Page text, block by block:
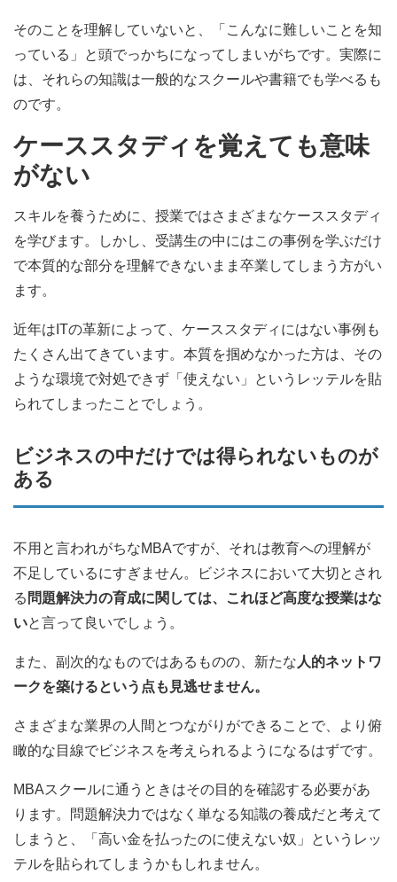
そのことを理解していないと、「こんなに難しいことを知
っている」と頭でっかちになってしまいがちです。実際に
は、それらの知識は一般的なスクールや書籍でも学べるも
のです。
ケーススタディを覚えても意味
がない
スキルを養うために、授業ではさまざまなケーススタディ
を学びます。しかし、受講生の中にはこの事例を学ぶだけ
で本質的な部分を理解できないまま卒業してしまう方がい
ます。
近年はITの革新によって、ケーススタディにはない事例も
たくさん出てきています。本質を掴めなかった方は、その
ような環境で対処できず「使えない」というレッテルを貼
られてしまったことでしょう。
ビジネスの中だけでは得られないものが
ある
不用と言われがちなMBAですが、それは教育への理解が
不足しているにすぎません。ビジネスにおいて大切とされ
る 問題解決力の育成に関しては、これほど高度な授業はな
いと言って良いでしょう。
また、副次的なものではあるものの、新たな人的ネットワ
ークを築けるという点も見逃せません。
さまざまな業界の人間とつながりができることで、より俯
瞰的な目線でビジネスを考えられるようになるはずです。
MBAスクールに通うときはその目的を確認する必要があ
ります。問題解決力ではなく単なる知識の養成だと考えて
しまうと、「高い金を払ったのに使えない奴」というレッ
テルを貼られてしまうかもしれません。